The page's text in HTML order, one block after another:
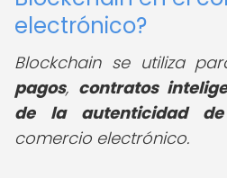
electrónico?
Blockchain se utiliza
pagos, contratos
de la autenticidad de
comercio electrónico.